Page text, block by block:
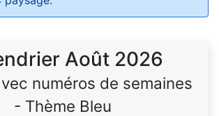
Août 2026
numéros de semaines
- Thème Bleu